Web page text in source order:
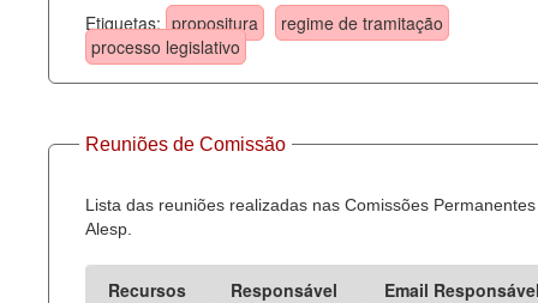
Etiquetas: propositura
regime de tramitação
processo legislativo
Reuniões de Comissão
Lista das reuniões realizadas nas Comissões
Alesp.
Recursos Responsável
Email